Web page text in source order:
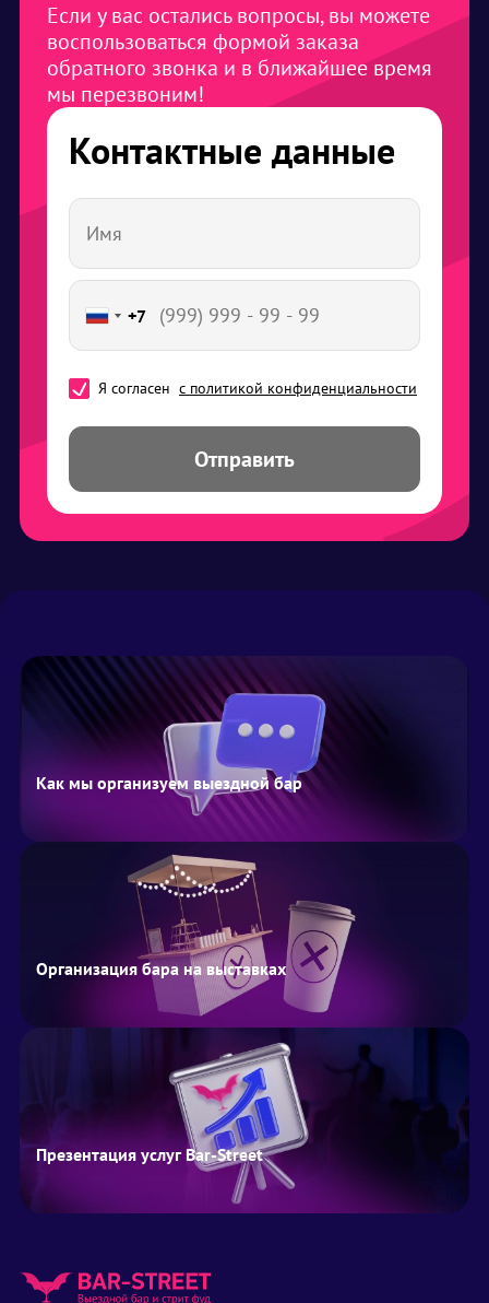
Если у вас остались вопросы, вы можете
воспользоваться формой заказа
обратного звонка и в ближайшее время
мы перезвоним!
Контактные данные
+7
Я согласен с политикой конфиденциальности
Отправить
Как мы организуем выездной бар
Организация бара на выставках
Презентация услуг Bar-Street